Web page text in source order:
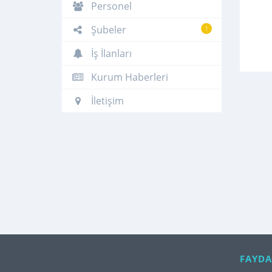
Personel
1
Şubeler
İş İlanları
Kurum Haberleri
İletişim